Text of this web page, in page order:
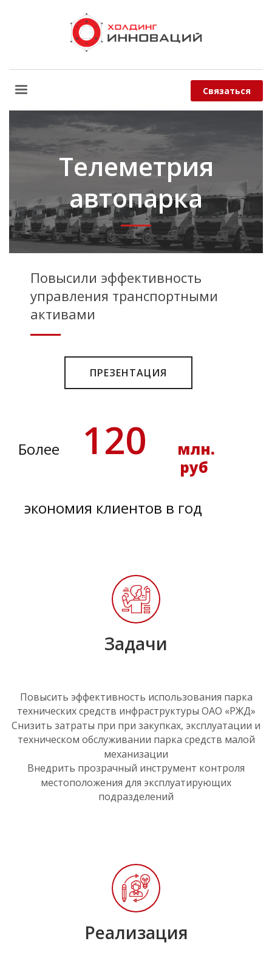
Связаться
Телеметрия
автопарка
Повысили эффективность
управления транспортными
активами
ПРЕЗЕНТАЦИЯ
Более 120
млн.
руб
экономия клиентов в год
Задачи
Повысить эффективность использования парка
технических средств инфраструктуры ОАО «РЖД»
Снизить затраты при при закупках, эксплуатации и
техническом обслуживании парка средств малой
механизации
Внедрить прозрачный инструмент контроля
местоположения для эксплуатирующих
подразделений
Реализация